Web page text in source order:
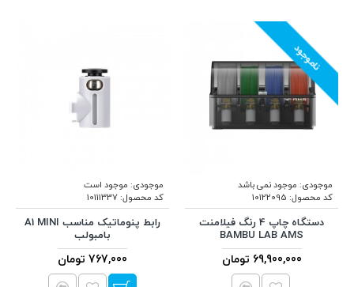
ناموجود
موجودی: موجود نمی باشد
کد محصول: 10122095
دستگاه چاپ 4 رنگ فیلامنت
BAMBU LAB AMS
69,900,000 تومان
موجودی: موجود است
کد محصول:10111337
رابط پنوماتیک مناسب A1 MINI
بامبولب
767,000 تومان